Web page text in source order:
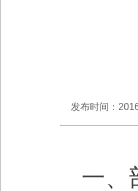
发布时间：
一、